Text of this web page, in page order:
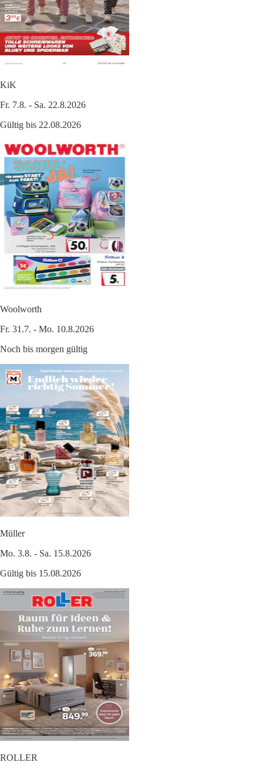
KiK
Fr. 7.8. - Sa. 22.8.2026
Gültig bis 22.08.2026
Woolworth
Fr. 31.7. - Mo. 10.8.2026
Noch bis morgen gültig
Müller
Mo. 3.8. - Sa. 15.8.2026
Gültig bis 15.08.2026
ROLLER